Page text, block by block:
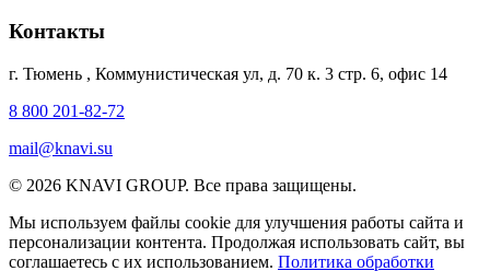
Контакты
г. Тюмень , Коммунистическая ул, д. 70 к. 3 стр. 6, офис 14
8 800 201-82-72
mail@knavi.su
© 2026 KNAVI GROUP. Все права защищены.
Мы используем файлы cookie для улучшения работы сайта и
персонализации контента. Продолжая использовать сайт, вы
соглашаетесь с их использованием. Политика обработки